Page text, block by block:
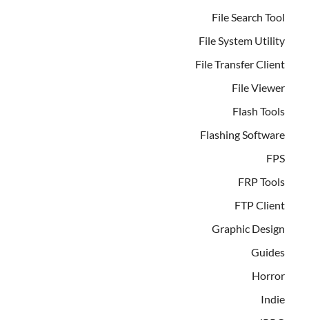
File Search Tool
File System Utility
File Transfer Client
File Viewer
Flash Tools
Flashing Software
FPS
FRP Tools
FTP Client
Graphic Design
Guides
Horror
Indie